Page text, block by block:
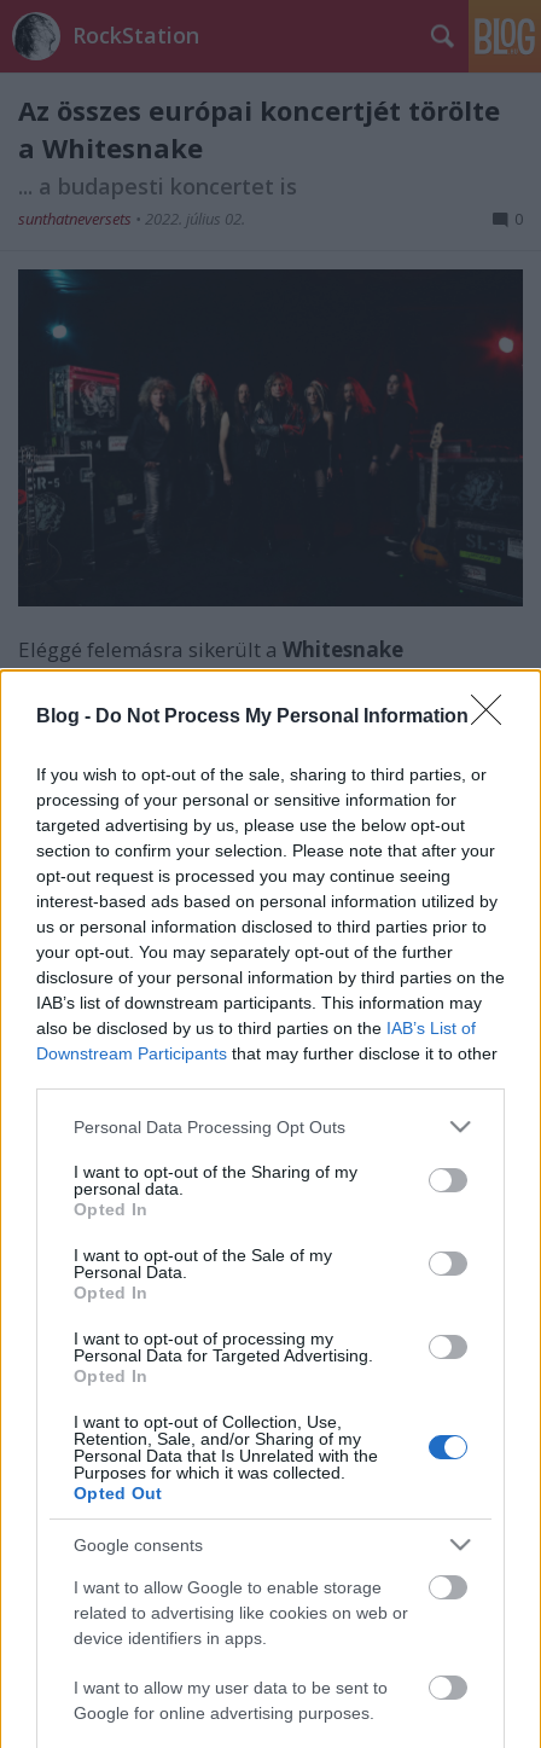
Blog - Do Not Process My Personal Information
If you wish to opt-out of the sale, sharing to third parties, or
processing of your personal or sensitive information for
targeted advertising by us, please use the below opt-out
section to confirm your selection. Please note that after your
opt-out request is processed you may continue seeing
interest-based ads based on personal information utilized by
us or personal information disclosed to third parties prior to
your opt-out. You may separately opt-out of the further
disclosure of your personal information by third parties on the
IAB’s list of downstream participants. This information may
also be disclosed by us to third parties on the IAB’s List of
Downstream Participants that may further disclose it to other
Please note that this website/app uses one or more Google
not limited to your visit or usage behaviour. You may click to
grant or deny consent to Google and its third-party tags to
use your data for below specified purposes in below Google
consent section.
Personal Data Processing Opt Outs
I want to opt-out of the Sharing of my
personal data.
Opted In
I want to opt-out of the Sale of my
Personal Data.
Opted In
I want to opt-out of processing my
Personal Data for Targeted Advertising.
Opted In
I want to opt-out of Collection, Use,
Retention, Sale, and/or Sharing of my
Personal Data that Is Unrelated with the
Purposes for which it was collected.
Opted Out
Google consents
I want to allow Google to enable storage
related to advertising like cookies on web or
device identifiers in apps.
I want to allow my user data to be sent to
Google for online advertising purposes.
RockStation
Az összes európai koncertjét törölte
a Whitesnake
... a budapesti koncertet is
sunthatneversets • 2022. július 02. 0
Eléggé felemásra sikerült a Whitesnake
búcsúturnéja. Most úgy néz ki jó pár helyen még a
búcsú sem sikerül. A turnén először Reb Beach
gitáros hagyott ki néhány koncertet egészszégügyi
hagyott ki koncertet. Ezt követően David Coverdale
énekes kapott komoly légúti fertőzést, amely miatt
több koncertet is lemondtak a budapesti fellépés
előtt, úgyhogy reménykedhettünk, hogy hátha a
budapesti koncert nem kerül bele a sorba. Sajnos
De!A Whitesnake hivatalosan is bejelentette, hogy
nem tartják meg a hátralévő turnéállomásokat.
Hogy azokat később pótolják-e, arról még nincs
információ.
Címkék:whitesnake
Ajánlott bejegyzések:
Búcsút int a színpadnak David Coverdale
Glenn Hughes visszavonul a
koncertezéstől
Megvannak a Megadeth-búcsúturné
európai állomásai